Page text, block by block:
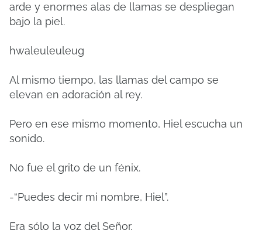
arde y enormes alas de llamas se despliegan
bajo la piel.
hwaleuleuleug
Al mismo tiempo, las llamas del campo se
elevan en adoración al rey.
Pero en ese mismo momento, Hiel escucha un
sonido.
No fue el grito de un fénix.
-“Puedes decir mi nombre, Hiel”.
Era sólo la voz del Señor.